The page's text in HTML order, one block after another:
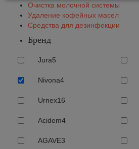
Очистка молочной системы
Удаление кофейных масел
Средства для дезинфекции
Бренд
Jura5
Nivona4
Urnex16
Acidem4
AGAVE3